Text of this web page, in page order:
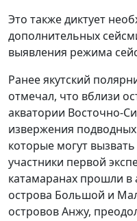
Это также диктует
дополнительных
выявления режима
Ранее якутский
отмечал, что вблизи
акватории Восточно-
извержения
которые могут
участники первой
катамаранах прошли
острова Большой и
островов Анжу,